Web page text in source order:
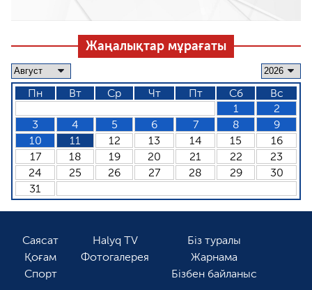
Жаңалықтар мұрағаты
Пн Вт Ср Чт Пт Сб
Вс
1
2
3
4 5 6 7 8
9
10
11 12 13 14 15
16
17
18 19 20 21 22
23
24
25 26 27 28 29
30
31
Саясат
Қоғам
Спорт
Halyq TV
Фотогалерея
Біз туралы
Жарнама
Бізбен байланыс